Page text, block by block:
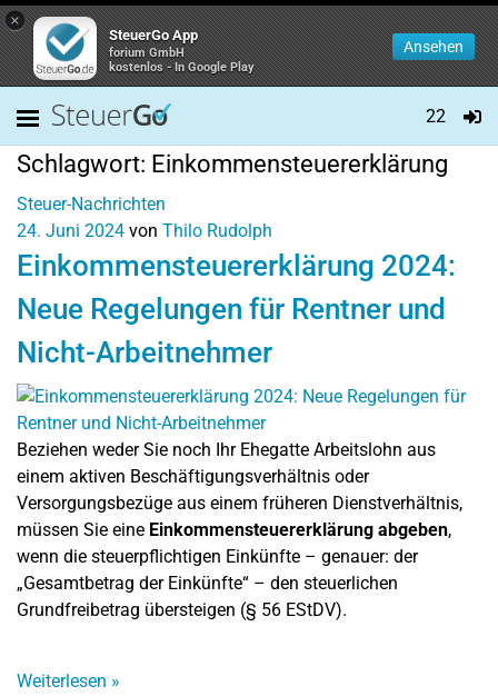
×
SteuerGo App
forium GmbH
kostenlos - In Google Play
Ansehen
22
Schlagwort: Einkommensteuererklärung
Steuer-Nachrichten
24. Juni 2024 von Thilo Rudolph
Einkommensteuererklärung 2024:
Neue Regelungen für Rentner und
Nicht-Arbeitnehmer
Beziehen weder Sie noch Ihr Ehegatte Arbeitslohn aus
einem aktiven Beschäftigungsverhältnis oder
Versorgungsbezüge aus einem früheren Dienstverhältnis,
müssen Sie eine Einkommensteuererklärung abgeben,
wenn die steuerpflichtigen Einkünfte – genauer: der
„Gesamtbetrag der Einkünfte“ – den steuerlichen
Grundfreibetrag übersteigen (§ 56 EStDV).
Weiterlesen »